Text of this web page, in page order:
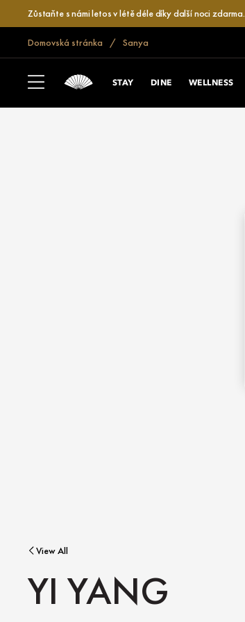
Zůstaňte s námi letos v létě déle díky další noci zdarma.
Domovská stránka Sanya
STAY DINE WELLNESS
View All
YI YANG